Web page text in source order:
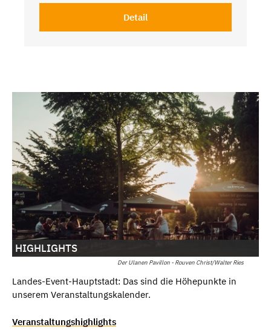
Detail
Der Ulanen Pavillon - Rouven Christ/Walter Ries
HIGHLIGHTS
Landes-Event-Hauptstadt: Das sind die Höhepunkte in
unserem Veranstaltungskalender.
Veranstaltungshighlights